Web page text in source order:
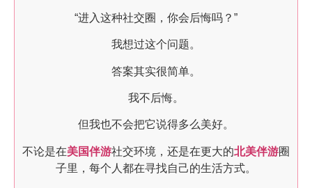
“进入这种社交圈，你会后悔吗？”
我想过这个问题。
答案其实很简单。
我不后悔。
但我也不会把它说得多么美好。
不论是在美国伴游社交环境，还是在更大的北美伴游圈
子里，每个人都在寻找自己的生活方式。